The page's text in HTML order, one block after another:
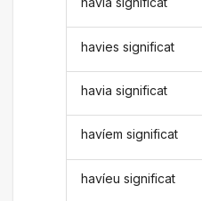
havies significat
havia significat
havíem significat
havíeu significat